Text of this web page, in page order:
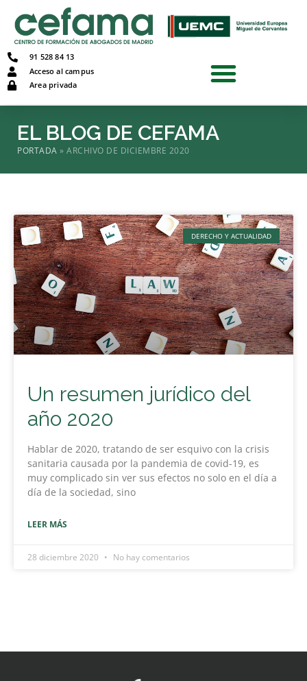
91 528 84 13
Acceso al campus
Area privada
EL BLOG DE CEFAMA
PORTADA » ARCHIVO DE DICIEMBRE 2020
DERECHO Y ACTUALIDAD
Un resumen jurídico del
año 2020
Hablar de 2020, tratando de ser esquivo con la crisis
sanitaria causada por la pandemia de covid-19, es
muy complicado sin ver sus efectos no solo en el día a
día de la sociedad, sino
LEER MÁS
28 diciembre 2020 No hay comentarios